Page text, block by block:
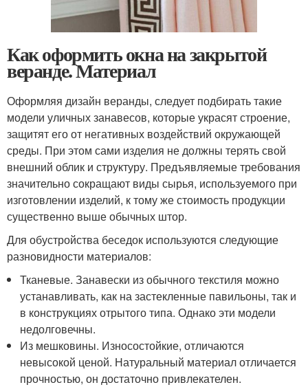
Как оформить окна на закрытой
веранде. Материал
Оформляя дизайн веранды, следует подбирать такие
модели уличных занавесов, которые украсят строение,
защитят его от негативных воздействий окружающей
среды. При этом сами изделия не должны терять свой
внешний облик и структуру. Предъявляемые требования
значительно сокращают виды сырья, используемого при
изготовлении изделий, к тому же стоимость продукции
существенно выше обычных штор.
Для обустройства беседок используются следующие
разновидности материалов:
Тканевые. Занавески из обычного текстиля можно
устанавливать, как на застекленные павильоны, так и
в конструкциях отрытого типа. Однако эти модели
недолговечны.
Из мешковины. Износостойкие, отличаются
невысокой ценой. Натуральный материал отличается
прочностью, он достаточно привлекателен.